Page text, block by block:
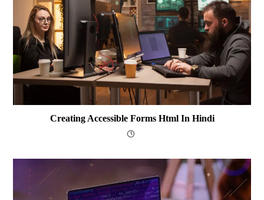
Creating Accessible Forms Html In Hindi